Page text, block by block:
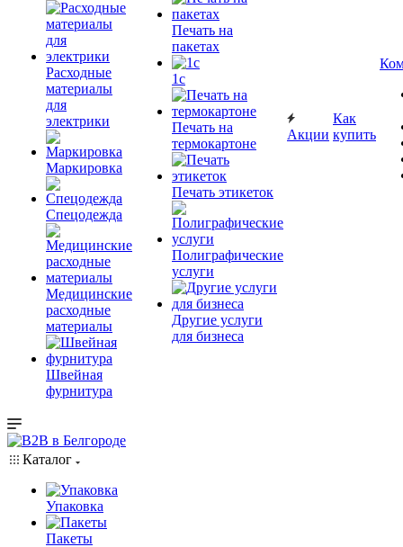
Расходные
материалы
для
электрики
Маркировка
Спецодежда
Медицинские
расходные
материалы
Швейная
фурнитура
Печать на
пакетах
1c
Печать на
термокартоне
Печать этикеток
Полиграфические
услуги
Другие услуги
для бизнеса
Акции
Как
купить
Каталог
Упаковка
Пакеты